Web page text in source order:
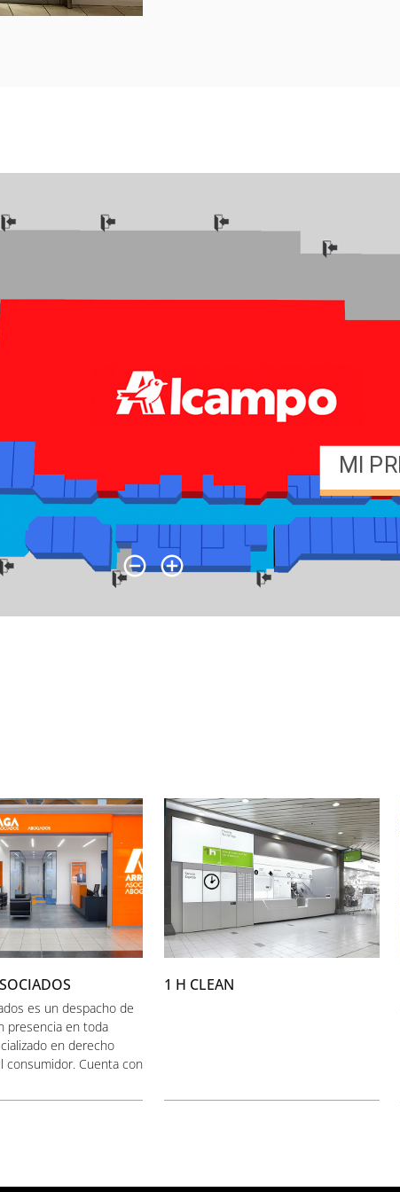
es un despacho de
presencia en toda
en derecho
consumidor. Cuenta con
1 H CLEAN